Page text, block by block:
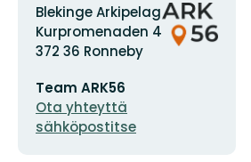
Osoite
Blekinge Arkipelag
Kurpromenaden 4
372 36 Ronneby
Team ARK56
Ota yhteyttä
sähköpostitse
Organisaation
logotyyppi